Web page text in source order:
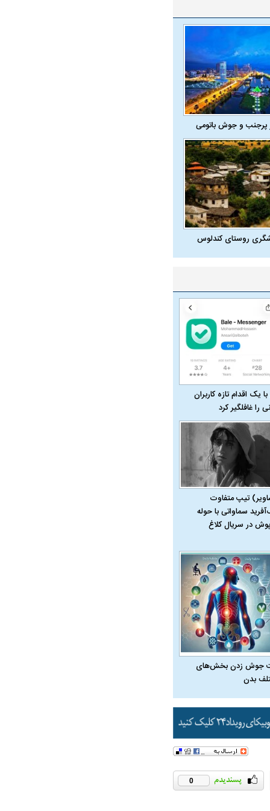
و جوش باتومی
روستای کندلوس
یک اقدام تازه کاربران
را غافلگیر کرد
تیپ متفاوت
سماواتی با حوله
در سریال کلاغ
جوش زدن بخش‌های
بدن
0
دوران قاجار چگونه
مردی که سر خم نکرد؟ | غلامرضا تختی و
حکومت پهلوی